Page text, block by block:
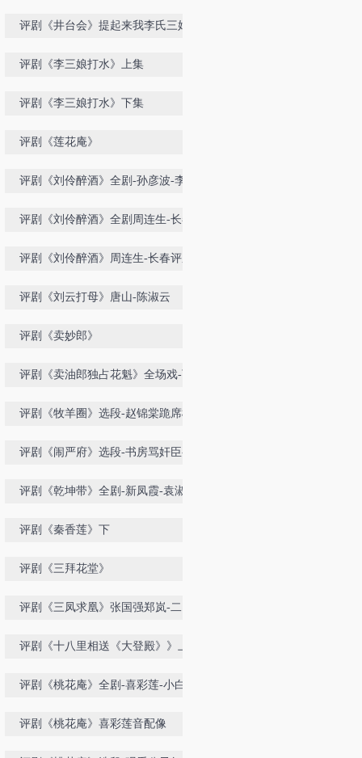
评剧《井台会》提起来我李氏三娘-
评剧《李三娘打水》上集
评剧《李三娘打水》下集
评剧《莲花庵》
评剧《刘伶醉酒》全剧-孙彦波-李彤
评剧《刘伶醉酒》全剧周连生-长春
评剧《刘伶醉酒》周连生-长春评剧
评剧《刘云打母》唐山-陈淑云
评剧《卖妙郎》
评剧《卖油郎独占花魁》全场戏-下
评剧《牧羊圈》选段-赵锦棠跪席棚-
评剧《闹严府》选段-书房骂奸臣-席
评剧《乾坤带》全剧-新凤霞-袁淑梅
评剧《秦香莲》下
评剧《三拜花堂》
评剧《三凤求凰》张国强郑岚-二团
评剧《十八里相送《大登殿》》上
评剧《桃花庵》全剧-喜彩莲-小白玉
评剧《桃花庵》喜彩莲音配像